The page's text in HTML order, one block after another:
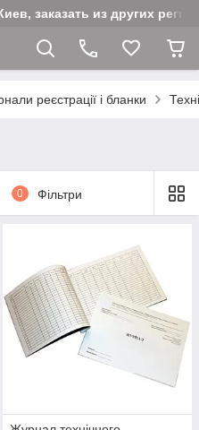
заказать из других
реєстрації і бланки
0 Фільтри